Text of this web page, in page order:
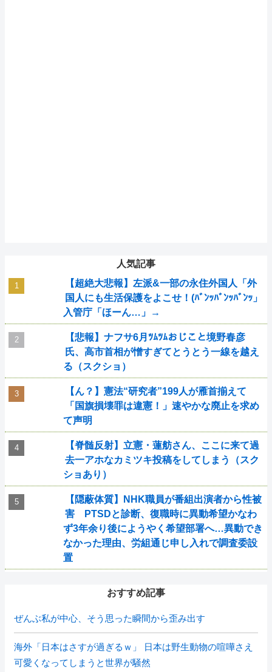
人気記事
【超絶大悲報】左派&一部の永住外国人「外
国人にも生活保護をよこせ！(ﾊﾞﾝｯﾊﾞﾝｯﾊﾞﾝｯ」
入管庁「ほーん…」→
【悲報】ナフサ6月ﾂﾑﾂﾑおじこと境野春彦
氏、高市首相が憎すぎてとうとう一線を越え
る（スクショ）
【ん？】憲法“研究者”199人が雁首揃えて
「国旗損壊罪は違憲！」速やかな廃止を求め
て声明
【脊髄反射】立憲・蓮舫さん、ここに来て過
去一アホなカミツキ投稿をしてしまう（スク
ショあり）
【隠蔽体質】NHK職員が番組出演者から性被
害 PTSDと診断、復職時に異動希望かなわ
ず3年余り後にようやく希望部署へ…異動でき
なかった理由、労組通じ申し入れで調査委設
置
おすすめ記事
ぜんぶ私が中心、そう思った瞬間から歪み出す
海外「日本はさすが過ぎるｗ」 日本は野生動物の喧嘩さえ
可愛くなってしまうと世界が騒然